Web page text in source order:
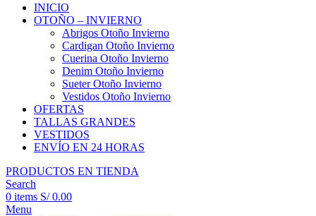
INICIO
OTOÑO – INVIERNO
Abrigos Otoño Invierno
Cardigan Otoño Invierno
Cuerina Otoño Invierno
Denim Otoño Invierno
Sueter Otoño Invierno
Vestidos Otoño Invierno
OFERTAS
TALLAS GRANDES
VESTIDOS
ENVÍO EN 24 HORAS
PRODUCTOS EN TIENDA
Search
0 items S/0.00
Menu